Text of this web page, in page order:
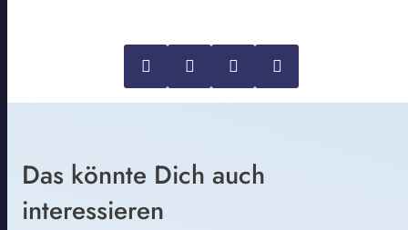
Das könnte Dich auch
interessieren